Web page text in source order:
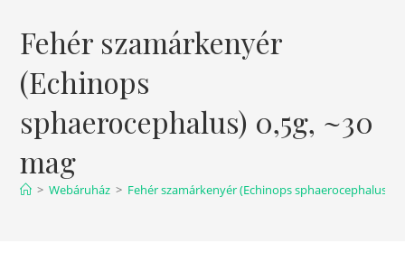
Fehér szamárkenyér
(Echinops
sphaerocephalus) 0,5g, ~30
mag
> Webáruház > Fehér szamárkenyér (Echinops sphaerocephalus)